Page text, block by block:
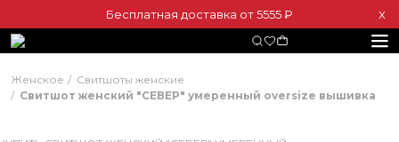
Бесплатная доставка от 5555 ₽ Х
Женское
Свитшоты женские
Свитшот женский "СЕВЕР" умеренный oversize вышивка